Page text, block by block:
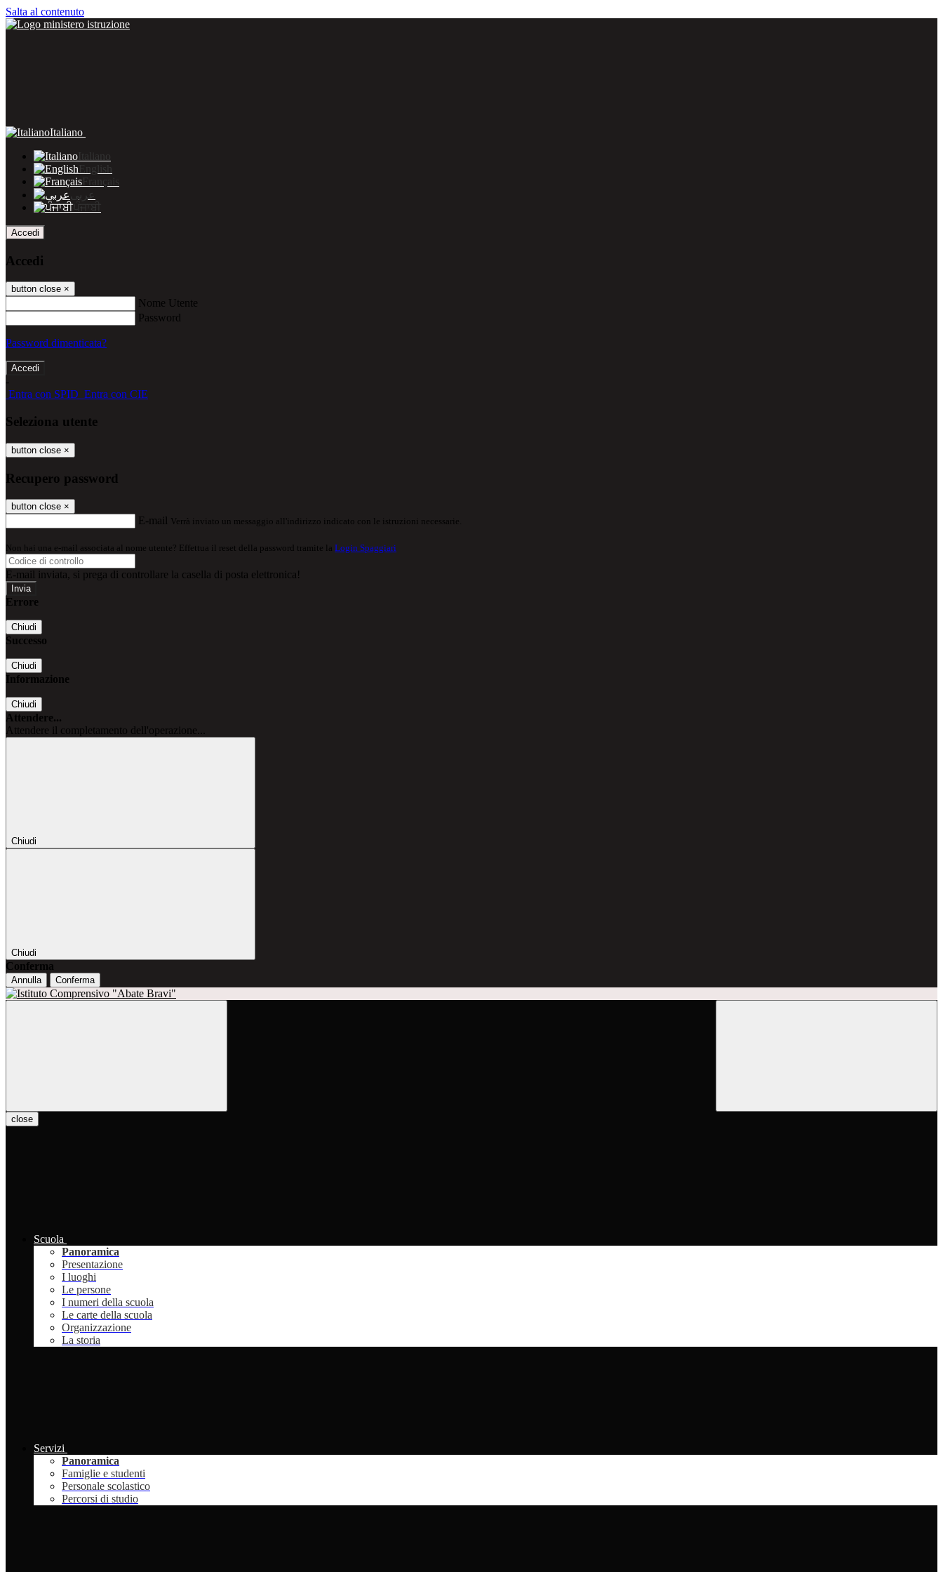
Salta al contenuto
Italiano
Italiano
English
Français
عربى
ਪੰਜਾਬੀ
Accedi
Accedi
button close ×
Nome Utente
Password
Password dimenticata?
-
Entra con SPID Entra con CIE
Seleziona utente
button close ×
Recupero password
button close ×
E-mail Verrà inviato un messaggio all'indirizzo indicato con le istruzioni necessarie.
Non hai una e-mail associata al nome utente? Effettua il reset della password tramite la Login Spaggiari
E-mail inviata, si prega di controllare la casella di posta elettronica!
Errore
Chiudi
Successo
Chiudi
Informazione
Chiudi
Attendere...
Attendere il completamento dell'operazione...
Chiudi
Chiudi
Conferma
Annulla Conferma
close
Scuola
Panoramica
Presentazione
I luoghi
Le persone
I numeri della scuola
Le carte della scuola
Organizzazione
La storia
Servizi
Panoramica
Famiglie e studenti
Personale scolastico
Percorsi di studio